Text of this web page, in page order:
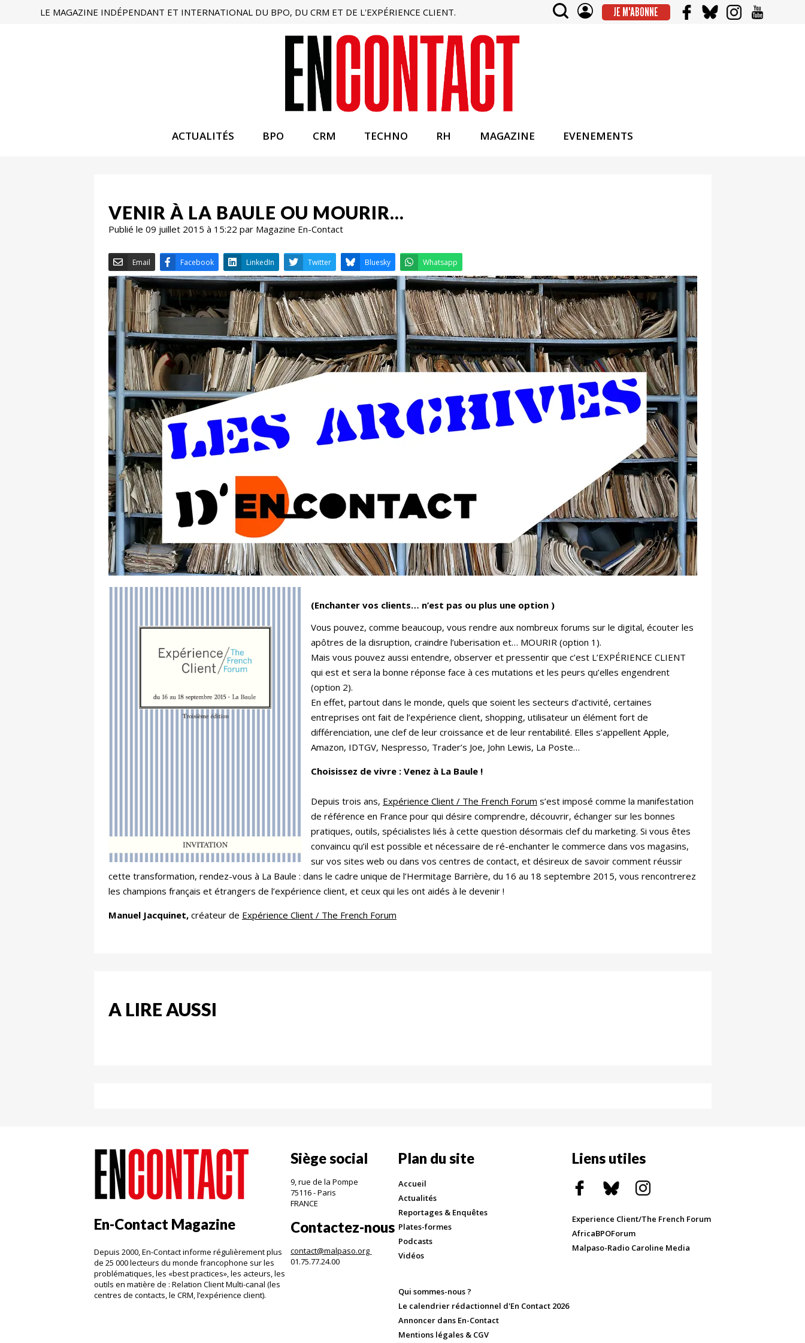
LE MAGAZINE INDÉPENDANT ET INTERNATIONAL DU BPO, DU CRM ET DE L'EXPÉRIENCE CLIENT. JE M'ABONNE
ACTUALITÉS BPO CRM TECHNO RH MAGAZINE EVENEMENTS
VENIR À LA BAULE OU MOURIR…
Publié le 09 juillet 2015 à 15:22 par Magazine En-Contact
Facebook LinkedIn Twitter Bluesky Whatsapp
(Enchanter vos clients… n’est pas ou plus une option )
Vous pouvez, comme beaucoup, vous rendre aux nombreux forums sur le digital, écouter les
apôtres de la disruption, craindre l’uberisation et… MOURIR (option 1).
Mais vous pouvez aussi entendre, observer et pressentir que c’est L’EXPÉRIENCE CLIENT
qui est et sera la bonne réponse face à ces mutations et les peurs qu’elles engendrent
(option 2).
En effet, partout dans le monde, quels que soient les secteurs d’activité, certaines
entreprises ont fait de l’expérience client, shopping, utilisateur un élément fort de
différenciation, une clef de leur croissance et de leur rentabilité. Elles s’appellent Apple,
Amazon, IDTGV, Nespresso, Trader’s Joe, John Lewis, La Poste…
Choisissez de vivre : Venez à La Baule !
Depuis trois ans, Expérience Client / The French Forum s’est imposé comme la manifestation
de référence en France pour qui désire comprendre, découvrir, échanger sur les bonnes
pratiques, outils, spécialistes liés à cette question désormais clef du marketing. Si vous êtes
convaincu qu’il est possible et nécessaire de ré-enchanter le commerce dans vos magasins,
sur vos sites web ou dans vos centres de contact, et désireux de savoir comment réussir
cette transformation, rendez-vous à La Baule : dans le cadre unique de l’Hermitage Barrière, du 16 au 18 septembre 2015, vous rencontrerez
les champions français et étrangers de l’expérience client, et ceux qui les ont aidés à le devenir !
Manuel Jacquinet, créateur de Expérience Client / The French Forum
A LIRE AUSSI
En-Contact Magazine
Depuis 2000, En-Contact informe régulièrement plus
de 25 000 lecteurs du monde francophone sur les
problématiques, les «best practices», les acteurs, les
outils en matière de : Relation Client Multi-canal (les
centres de contacts, le CRM, l’expérience client).
Siège social
9, rue de la Pompe
75116 - Paris
FRANCE
Contactez-nous
contact@malpaso.org
01.75.77.24.00
Plan du site
Accueil
Actualités
Reportages & Enquêtes
Plates-formes
Podcasts
Vidéos
Qui sommes-nous ?
Le calendrier rédactionnel d'En Contact 2026
Annoncer dans En-Contact
Mentions légales & CGV
Liens utiles
Experience Client/The French Forum
AfricaBPOForum
Malpaso-Radio Caroline Media